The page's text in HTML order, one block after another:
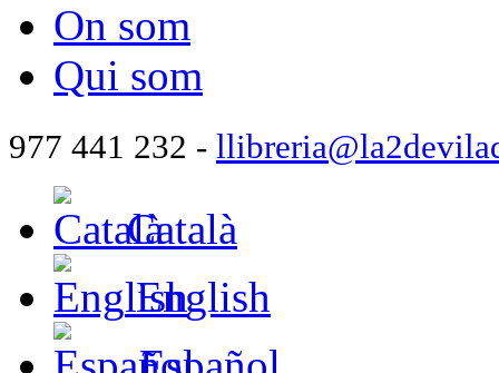
On som
Qui som
977 441 232 -
Català
English